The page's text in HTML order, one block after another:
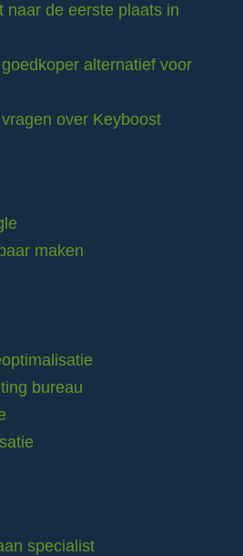
naar de eerste plaats in
alternatief voor
over Keyboost
maken
bureau
specialist